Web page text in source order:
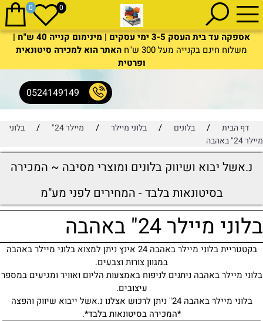
אספקה עד בית העסק 3-5 ימי עסקים | מינימום קנייה 40 ש"ח |
משלוח חינם בקנייה מעל 300 ש"ח
האתר הוא למכירה סיטונאית
ופרטית
0524149149
0 0
דף הבית / בלונים / בלוני מיילר / מיילר 24" /
בלוני
מיילר 24" באהבה
נ.אשל יבוא ושיווק בלונים ומוצרי מסיבה ~ המכירה
בסיטונאות בלבד - המחירים לפני מע"מ
בלוני מיילר 24" באהבה
בקטגוריית בלוני מיילר באהבה 24 אינץ ניתן למצוא בלוני מיילר באהבה
במגוון צורות וצבעים.
בלוני מיילר באהבה ניתנים לניפוח באמצעות הליום ואוויר ומגיעים במספר
עיצובים.
בלוני מיילר באהבה 24" ניתן לרכוש אצלנו נ.אשל ייבוא שיווק והפצה
*המכירה בסיטונאות בלבד*.